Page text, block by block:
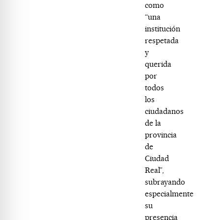
como
“una
institución
respetada
y
querida
por
todos
los
ciudadanos
de la
provincia
de
Ciudad
Real”,
subrayando
especialmente
su
presencia